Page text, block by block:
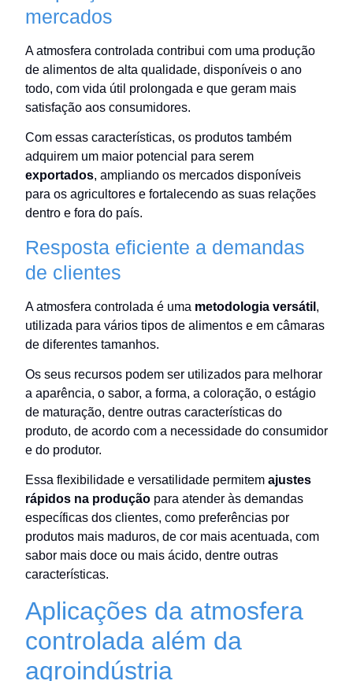
mercados
A atmosfera controlada contribui com uma produção
de alimentos de alta qualidade, disponíveis o ano
todo, com vida útil prolongada e que geram mais
satisfação aos consumidores.
Com essas características, os produtos também
adquirem um maior potencial para serem
exportados, ampliando os mercados disponíveis
para os agricultores e fortalecendo as suas relações
dentro e fora do país.
Resposta eficiente a demandas
de clientes
A atmosfera controlada é uma metodologia versátil ,
utilizada para vários tipos de alimentos e em câmaras
de diferentes tamanhos.
Os seus recursos podem ser utilizados para melhorar
a aparência, o sabor, a forma, a coloração, o estágio
de maturação, dentre outras características do
produto, de acordo com a necessidade do consumidor
e do produtor.
Essa flexibilidade e versatilidade permitem ajustes
rápidos na produção para atender às demandas
específicas dos clientes, como preferências por
produtos mais maduros, de cor mais acentuada, com
sabor mais doce ou mais ácido, dentre outras
características.
Aplicações da atmosfera
controlada além da
agroindústria